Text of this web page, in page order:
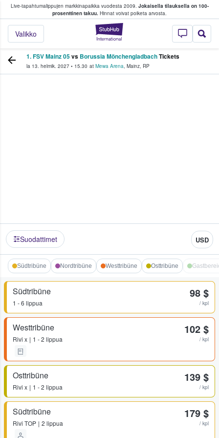
Live-tapahtumalippujen markkinapaikka vuodesta 2009. Jokaisella tilauksella on 100-
prosenttinen takuu. Hinnat voivat poiketa arvosta.
StubHub -
Valikko
fanit ostavat ja myyvät lippuja
1. FSV Mainz 05vs Borussia MönchengladbachTickets
la 13. helmik. 2027 • 15.30 at Mewa Arena, Mainz, RP
Suodattimet USD
Südtribüne Nordtribüne Westtribüne Osttribüne
Südtribüne
1 - 6 lippua
98 $
/ kpl
Westtribüne
Rivi x 1 - 2 lippua
102 $
/ kpl
Osttribüne
Rivi x 1 - 2 lippua
139 $
/ kpl
Südtribüne
Rivi TOP 2 lippua
179 $
/ kpl